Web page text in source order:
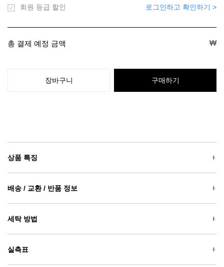
회원 등급 할인 로그인하고 확인하기 >
총 결제 예정 금액 ₩
장바구니 구매하기
상품 특징
배송 / 교환 / 반품 정보
세탁 방법
실측표